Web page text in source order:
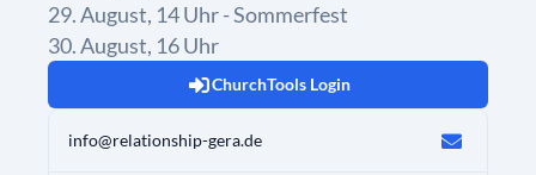
29. August, 14 Uhr - Sommerfest
30. August, 16 Uhr
ChurchTools Login
info@relationship-gera.de